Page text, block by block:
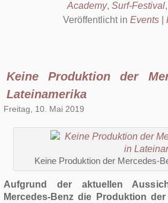
Academy, Surf-Festival
Veröffentlicht in Events
Keine Produktion der
Lateinamerika
Freitag, 10. Mai 2019
Keine Produktion der Mercedes-
Aufgrund der aktuellen
Mercedes-Benz die Produktion